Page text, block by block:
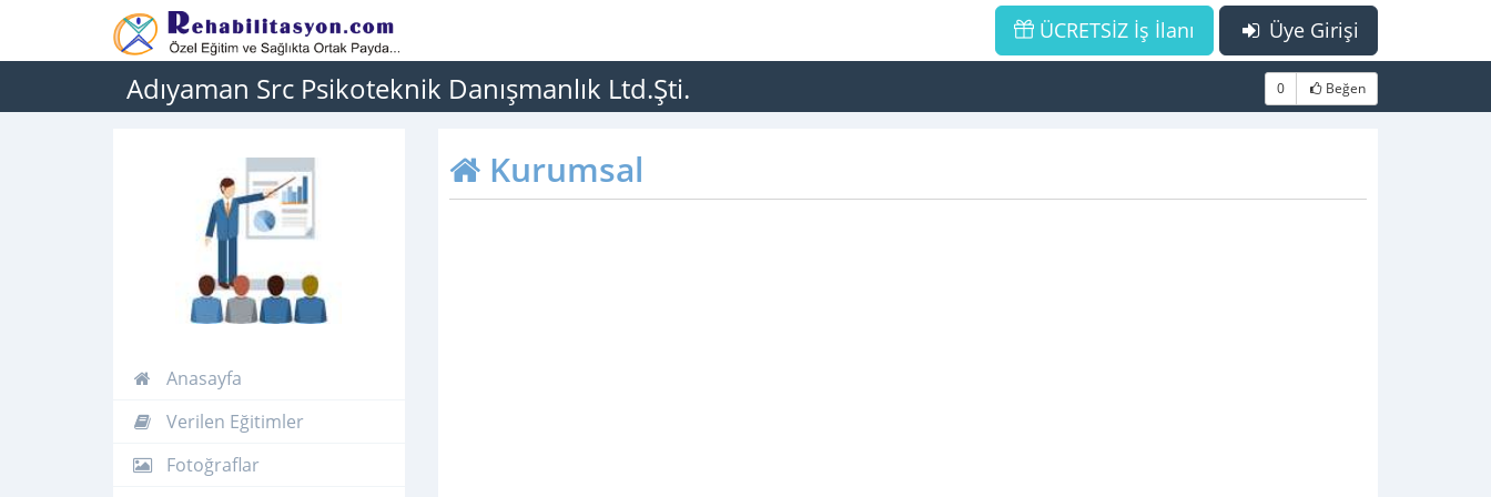
Üye Girişi
ÜCRETSİZ İş İlanı
Adıyaman Src Psikoteknik Danışmanlık Ltd.Şti. 0 Beğen
Anasayfa
Verilen Eğitimler
Fotoğraflar
Kurumsal